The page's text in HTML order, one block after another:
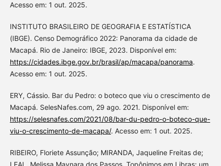
Acesso em: 1 out. 2025.
INSTITUTO BRASILEIRO DE GEOGRAFIA E ESTATÍSTICA
(IBGE). Censo Demográfico 2022: Panorama da cidade de
Macapá. Rio de Janeiro: IBGE, 2023. Disponível em:
https://cidades.ibge.gov.br/brasil/ap/macapa/panorama.
Acesso em: 1 out. 2025.
ERY, Cássio. Bar du Pedro: o boteco que viu o crescimento de
Macapá. SelesNafes.com, 29 ago. 2021. Disponível em:
https://selesnafes.com/2021/08/bar-du-pedro-o-boteco-que-
viu-o-crescimento-de-macapa/. Acesso em: 1 out. 2025.
RIBEIRO, Floriete Assunção; MIRANDA, Jaqueline Freitas de;